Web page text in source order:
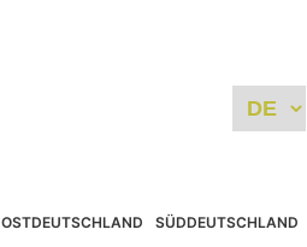
OSTDEUTSCHLAND SÜDDEUTSCHLAND